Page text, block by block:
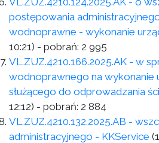
postępowania
wodnoprawne - wykonanie
10:21) - pobrań: 2 995
VL.ZUZ.4210.166.2025.AK - w
wodnoprawnego na wykonanie
służącego do odprowadzania
12:12) - pobrań: 2 884
VL.ZUZ.4210.132.2025.AB -
administracyjnego - KKService